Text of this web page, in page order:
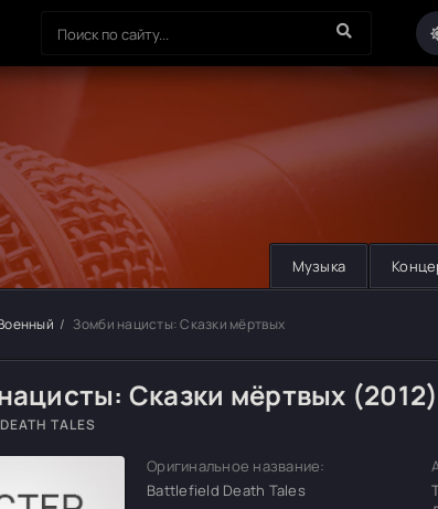
Музыка
Зомби нацисты: Сказки мёртвых
Сказки мёртвых (2012)
TALES
Оригинальное название:
Battlefield Death Tales